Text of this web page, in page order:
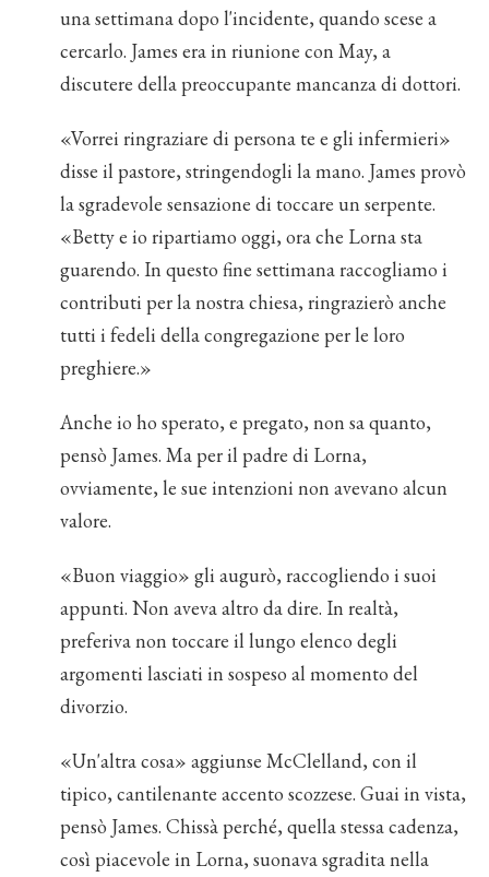
una settimana dopo l'incidente, quando scese a
cercarlo. James era in riunione con May, a
discutere della preoccupante mancanza di dottori.
«Vorrei ringraziare di persona te e gli infermieri»
disse il pastore, stringendogli la mano. James provò
la sgradevole sensazione di toccare un serpente.
«Betty e io ripartiamo oggi, ora che Lorna sta
guarendo. In questo fine settimana raccogliamo i
contributi per la nostra chiesa, ringrazierò anche
tutti i fedeli della congregazione per le loro
preghiere.»
Anche io ho sperato, e pregato, non sa quanto,
pensò James. Ma per il padre di Lorna,
ovviamente, le sue intenzioni non avevano alcun
valore.
«Buon viaggio» gli augurò, raccogliendo i suoi
appunti. Non aveva altro da dire. In realtà,
preferiva non toccare il lungo elenco degli
argomenti lasciati in sospeso al momento del
divorzio.
«Un'altra cosa» aggiunse McClelland, con il
tipico, cantilenante accento scozzese. Guai in vista,
pensò James. Chissà perché, quella stessa cadenza,
così piacevole in Lorna, suonava sgradita nella